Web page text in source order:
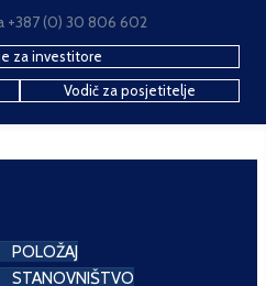
+387 (0) 30 806 602
za investitore
Vodič za posjetitelje
POLOŽAJ
STANOVNIŠTVO